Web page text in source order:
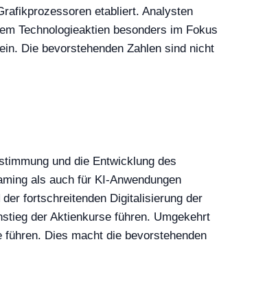
etabliert. Analysten
Technologieaktien besonders im Fokus
Die bevorstehenden Zahlen sind nicht
und die Entwicklung des
als auch für KI-Anwendungen
fortschreitenden Digitalisierung der
der Aktienkurse führen. Umgekehrt
Dies macht die bevorstehenden